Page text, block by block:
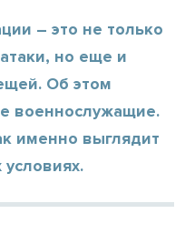
– это не только
но еще и
Об этом
военнослужащие.
именно выглядит